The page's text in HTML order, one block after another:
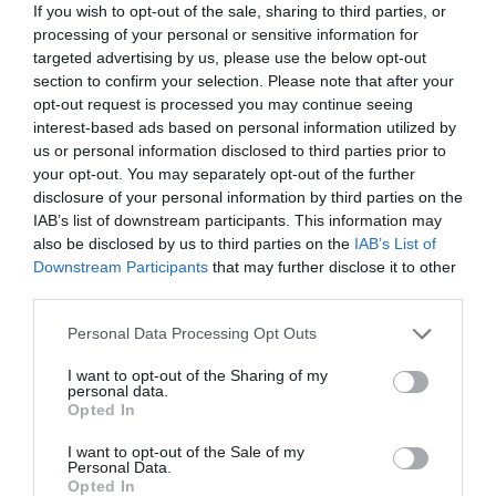
If you wish to opt-out of the sale, sharing to third parties, or
processing of your personal or sensitive information for
targeted advertising by us, please use the below opt-out
section to confirm your selection. Please note that after your
opt-out request is processed you may continue seeing
interest-based ads based on personal information utilized by
us or personal information disclosed to third parties prior to
your opt-out. You may separately opt-out of the further
disclosure of your personal information by third parties on the
IAB’s list of downstream participants. This information may
also be disclosed by us to third parties on the IAB’s List of
Downstream Participants that may further disclose it to other
Please note that this website/app uses one or more Google
not limited to your visit or usage behaviour. You may click to
grant or deny consent to Google and its third-party tags to
use your data for below specified purposes in below Google
consent section.
Personal Data Processing Opt Outs
I want to opt-out of the Sharing of my
personal data.
Opted In
I want to opt-out of the Sale of my
Personal Data.
Opted In
A magyar jogszabály számszerűen kimondja: 2026. augusztus 3.
napján érvényét veszti minden olyan személyazonosító
igazolvány, amelyet2000. január 1-je előtt állítottak ki.(Mivel
a kártyaformátumú személyit 2000. január elsején vezették be
Magyarországon, ez pont az összes korábbi, könyv formátumú
okmányt jelenti).
Miért pont most? Az uniós rendelet 2019-ben született, és 2021-
ben lépett hatályba, de a jogalkotó biztosított egy5 éves átmeneti
időszakotazért, hogy az állampolgároknak legyen idejük
lecserélni a régi okmányaikat. Ez az ötéves moratórium jár le
most, 2026 augusztusában.
Olvasd el ezt is!
Hivatalos adat: hány vállalkozó vár a kata